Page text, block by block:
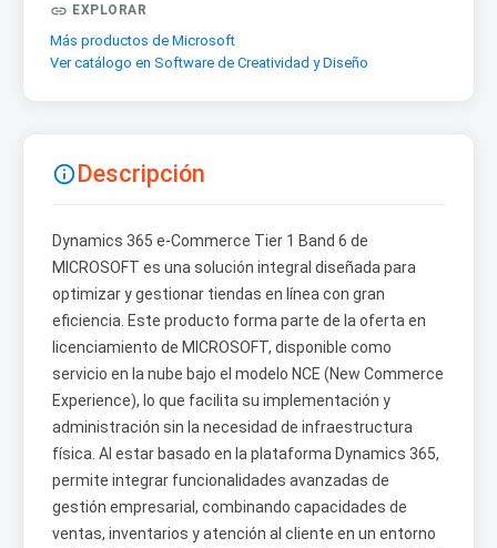
 EXPLORAR
Más productos de Microsoft
Ver catálogo en Software de Creatividad y Diseño
Descripción
Dynamics 365 e-Commerce Tier 1 Band 6 de
MICROSOFT es una solución integral diseñada para
optimizar y gestionar tiendas en línea con gran
eficiencia. Este producto forma parte de la oferta en
licenciamiento de MICROSOFT, disponible como
servicio en la nube bajo el modelo NCE (New Commerce
Experience), lo que facilita su implementación y
administración sin la necesidad de infraestructura
física. Al estar basado en la plataforma Dynamics 365,
permite integrar funcionalidades avanzadas de
gestión empresarial, combinando capacidades de
ventas, inventarios y atención al cliente en un entorno